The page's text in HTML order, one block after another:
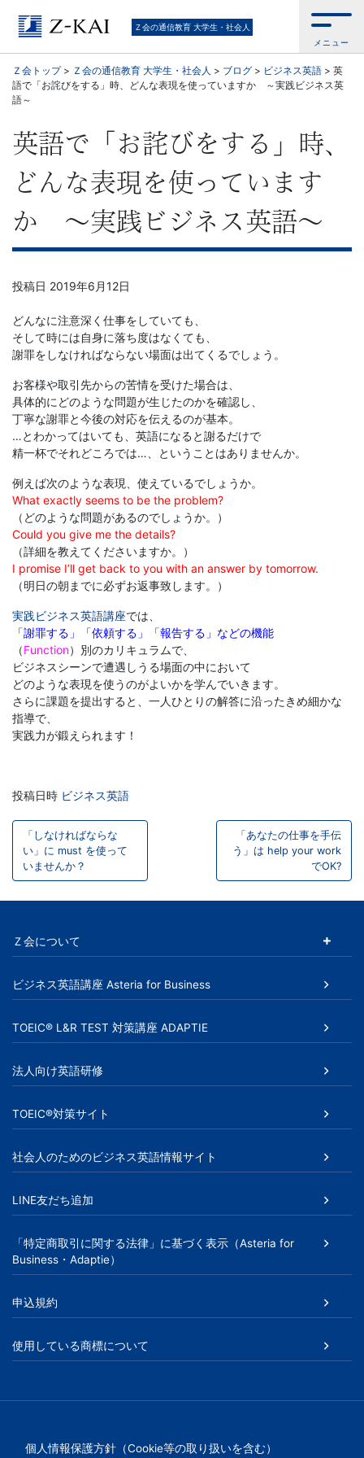
【Ｚ
会】
大
学
生・
社
会
人
向
け
英
語
通
信
講
座
や
TOEIC®
対
オ
ラ
ン
講
座、
法
人
向
け
英
語
研
修
Ｚ会の通信教育 大学生・社会人
メニュー
Ｚ会トップ> Ｚ会の通信教育 大学生・社会人 > ブログ > ビジネス英語 > 英
語で「お詫びをする」時、どんな表現を使っていますか ～実践ビジネス英
語～
英語で「お詫びをする」時、
どんな表現を使っています
か ～実践ビジネス英語～
投稿日 2019年6月12日
どんなに注意深く仕事をしていても、
そして時には自身に落ち度はなくても、
謝罪をしなければならない場面は出てくるでしょう。
お客様や取引先からの苦情を受けた場合は、
具体的にどのような問題が生じたのかを確認し、
丁寧な謝罪と今後の対応を伝えるのが基本。
…とわかってはいても、英語になると謝るだけで
精一杯でそれどころでは…、ということはありませんか。
例えば次のような表現、使えているでしょうか。
What exactly seems to be the problem?
（どのような問題があるのでしょうか。）
Could you give me the details?
（詳細を教えてくださいますか。）
I promise I’ll get back to you with an answer by tomorrow.
（明日の朝までに必ずお返事致します。）
実践ビジネス英語講座では、
「謝罪する」「依頼する」「報告する」などの機能
（Function）別のカリキュラムで、
ビジネスシーンで遭遇しうる場面の中において
どのような表現を使うのがよいかを学んでいきます。
さらに課題を提出すると、一人ひとりの解答に沿ったきめ細かな
指導で、
実践力が鍛えられます！
投稿日時 ビジネス英語
投
稿
ナ
ビ
ゲ
ー
シ
ョ
「しなければならな
い」に must を使って
いませんか？
「あなたの仕事を手伝
う」は help your work
でOK?
Ｚ会について
ビジネス英語講座 Asteria for Business
TOEIC® L&R TEST 対策講座 ADAPTIE
法人向け英語研修
TOEIC®対策サイト
社会人のためのビジネス英語情報サイト
LINE友だち追加
「特定商取引に関する法律」に基づく表示（Asteria for
Business・Adaptie）
申込規約
使用している商標について
個人情報保護方針（Cookie等の取り扱いを含む）